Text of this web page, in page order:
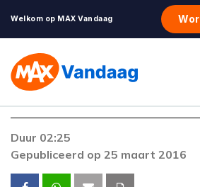
Welkom op MAX Vandaag
Duur 02:25
Gepubliceerd op 25 maart 2016